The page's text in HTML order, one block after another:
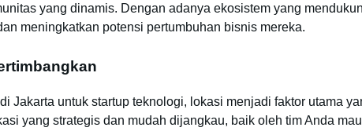
yang dinamis. Dengan adanya ekosistem yang
meningkatkan potensi pertumbuhan bisnis mereka.
Jakarta untuk startup teknologi, lokasi menjadi faktor utama
yang strategis dan mudah dijangkau, baik oleh tim Anda